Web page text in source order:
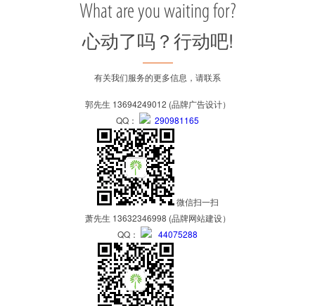
What are you waiting for?
心动了吗？行动吧!
有关我们服务的更多信息，请联系
郭先生 13694249012 (品牌广告设计）
QQ：
290981165
微信扫一扫
萧先生 13632346998 (品牌网站建设）
QQ：
44075288